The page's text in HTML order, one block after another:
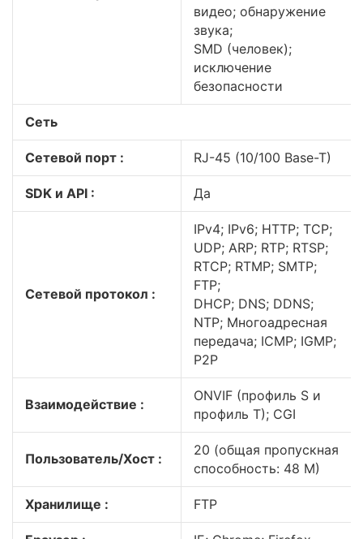
видео; обнаружение
звука;
SMD (человек);
исключение
безопасности
Сеть
Сетевой порт : RJ-45 (10/100 Base-T)
SDK и API : Да
Сетевой протокол :
IPv4; IPv6; HTTP; TCP;
UDP; ARP; RTP; RTSP;
RTCP; RTMP; SMTP;
FTP;
DHCP; DNS; DDNS;
NTP; Многоадресная
передача; ICMP; IGMP;
P2P
Взаимодействие :
ONVIF (профиль S и
профиль T); CGI
Пользователь/Хост :
20 (общая пропускная
способность: 48 М)
Хранилище : FTP